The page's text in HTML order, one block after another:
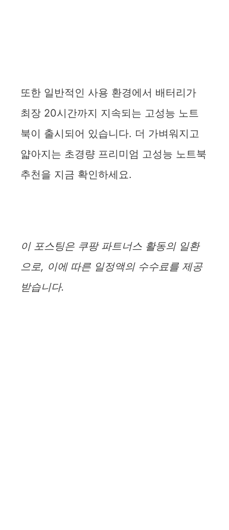
또한 일반적인 사용 환경에서 배터리가
최장 20시간까지 지속되는 고성능 노트
북이 출시되어 있습니다. 더 가벼워지고
얇아지는 초경량 프리미엄 고성능 노트북
추천을 지금 확인하세요.
이 포스팅은 쿠팡 파트너스 활동의 일환
으로, 이에 따른 일정액의 수수료를 제공
받습니다.